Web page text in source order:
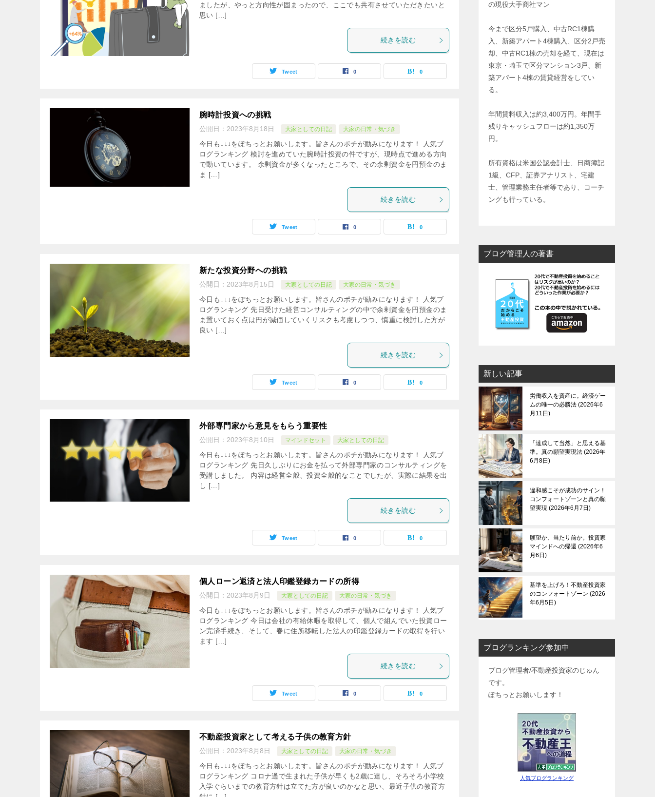
ましたが、やっと方向性が固まったので、ここでも共有させていただきたいと
思い […]
続きを読む
Tweet 0 0
腕時計投資への挑戦
公開日： 2023年8月18日 大家としての日記 大家の日常・気づき
今日も↓↓↓をぽちっとお願いします。皆さんのポチが励みになります！ 人気ブ
ログランキング 検討を進めていた腕時計投資の件ですが、現時点で進める方向
で動いています。 余剰資金が多くなったところで、その余剰資金を円預金のま
ま […]
続きを読む
Tweet 0 0
新たな投資分野への挑戦
公開日： 2023年8月15日 大家としての日記 大家の日常・気づき
今日も↓↓↓をぽちっとお願いします。皆さんのポチが励みになります！ 人気ブ
ログランキング 先日受けた経営コンサルティングの中で余剰資金を円預金のま
ま置いておく点は円が減価していくリスクも考慮しつつ、慎重に検討した方が
良い […]
続きを読む
Tweet 0 0
外部専門家から意見をもらう重要性
公開日： 2023年8月10日 マインドセット 大家としての日記
今日も↓↓↓をぽちっとお願いします。皆さんのポチが励みになります！ 人気ブ
ログランキング 先日久しぶりにお金を払って外部専門家のコンサルティングを
受講しました。 内容は経営全般、投資全般的なことでしたが、実際に結果を出
し […]
続きを読む
Tweet 0 0
個人ローン返済と法人印鑑登録カードの所得
公開日： 2023年8月9日 大家としての日記 大家の日常・気づき
今日も↓↓↓をぽちっとお願いします。皆さんのポチが励みになります！ 人気ブ
ログランキング 今日は会社の有給休暇を取得して、個人で組んでいた投資ロー
ン完済手続き、そして、春に住所移転した法人の印鑑登録カードの取得を行い
ます […]
続きを読む
Tweet 0 0
不動産投資家として考える子供の教育方針
公開日： 2023年8月8日 大家としての日記 大家の日常・気づき
今日も↓↓↓をぽちっとお願いします。皆さんのポチが励みになります！ 人気ブ
ログランキング コロナ過で生まれた子供が早くも2歳に達し、そろそろ小学校
入学ぐらいまでの教育方針は立てた方が良いのかなと思い、最近子供の教育方
の現役大手商社マン
今まで区分5戸購入、中古RC1棟購
入、新築アパート4棟購入、区分2戸売
却、中古RC1棟の売却を経て、現在は
東京・埼玉で区分マンション3戸、新
築アパート4棟の賃貸経営をしてい
る。
年間賃料収入は約3,400万円。年間手
残りキャッシュフローは約1,350万
円。
所有資格は米国公認会計士、日商簿記
1級、CFP、証券アナリスト、宅建
士、管理業務主任者等であり、コーチ
ングも行っている。
ブログ管理人の著書
新しい記事
労働収入を資産に。経済ゲー
ムの唯一の必勝法 2026年6
月11日
「達成して当然」と思える基
準。真の願望実現法 2026年
6月8日
違和感こそが成功のサイン！
コンフォートゾーンと真の願
望実現 2026年6月7日
願望か、当たり前か。投資家
マインドへの帰還 2026年6
月6日
基準を上げろ！不動産投資家
のコンフォートゾーン 2026
年6月5日
ブログランキング参加中
ブログ管理者/不動産投資家のじゅん
です。
ぽちっとお願いします！
人気ブログランキング